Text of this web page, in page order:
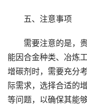
五、注意事项
需要注意的是，贵
能因合金种类、冶炼
增碳剂时，需要充分
际需求，选择合适的
等问题，以确保其能